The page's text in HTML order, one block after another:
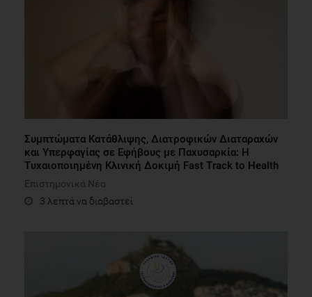
Συμπτώματα Κατάθλιψης, Διατροφικών Διαταραχών
και Υπερφαγίας σε Εφήβους με Παχυσαρκία: Η
Τυχαιοποιημένη Κλινική Δοκιμή Fast Track to Health
Επιστημονικά Νέα
3 λεπτά να διαβαστεί